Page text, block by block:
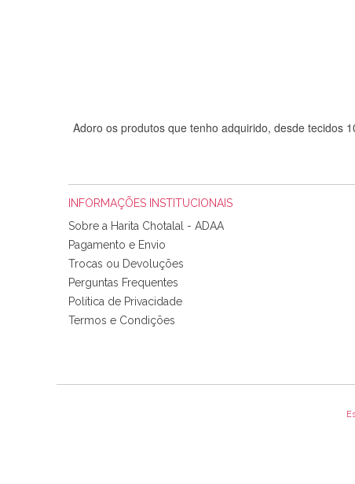
Adoro os produtos que tenho adquirido, desde tecidos
Tudo chegou em condições, pois os produtos vieram
padrão e cores muito bonitas e a execução está
INFORMAÇÕES INSTITUCIONAIS
Sobre a Harita Chotalal - ADAA
Pagamento e Envio
Trocas ou Devoluções
Perguntas Frequentes
Política de Privacidade
Termos e Condições